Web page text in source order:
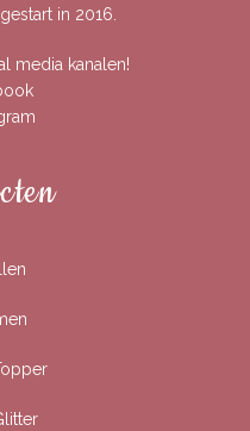
in 2016.
media kanalen!